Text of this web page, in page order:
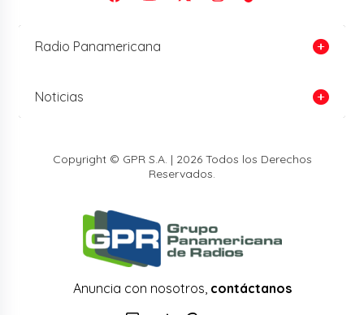
Radio Panamericana
Noticias
Copyright © GPR S.A. | 2026 Todos los Derechos
Reservados.
Anuncia con nosotros, contáctanos